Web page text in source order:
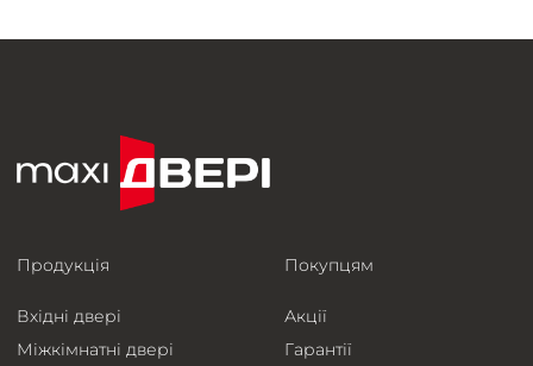
Продукція
Вхідні двері
Міжкімнатні двері
Покупцям
Акції
Гарантії